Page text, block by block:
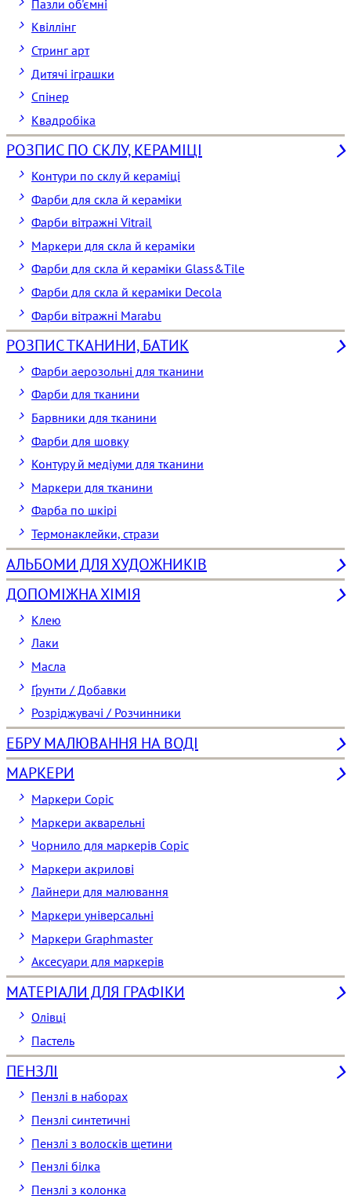
Пазли об'ємні
Квіллінг
Стринг арт
Дитячі іграшки
Спінер
Квадробіка
РОЗПИС ПО СКЛУ, КЕРАМІЦІ
Контури по склу й кераміці
Фарби для скла й кераміки
Фарби вітражні Vitrail
Маркери для скла й кераміки
Фарби для скла й кераміки Glass&Tile
Фарби для скла й кераміки Decola
Фарби вітражні Marabu
РОЗПИС ТКАНИНИ, БАТИК
Фарби аерозольні для тканини
Фарби для тканини
Барвники для тканини
Фарби для шовку
Контуру й медіуми для тканини
Маркери для тканини
Фарба по шкірі
Термонаклейки, стрази
АЛЬБОМИ ДЛЯ ХУДОЖНИКІВ
ДОПОМІЖНА ХІМІЯ
Клею
Лаки
Масла
Ґрунти / Добавки
Розріджувачі / Розчинники
ЕБРУ МАЛЮВАННЯ НА ВОДІ
МАРКЕРИ
Маркери Copic
Маркери акварельні
Чорнило для маркерів Copic
Маркери акрилові
Лайнери для малювання
Маркери універсальні
Маркери Graphmaster
Аксесуари для маркерів
МАТЕРІАЛИ ДЛЯ ГРАФІКИ
Олівці
Пастель
ПЕНЗЛІ
Пензлі в наборах
Пензлі синтетичні
Пензлі з волосків щетини
Пензлі білка
Пензлі з колонка